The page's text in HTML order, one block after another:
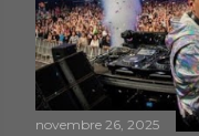
novembre 26, 2025